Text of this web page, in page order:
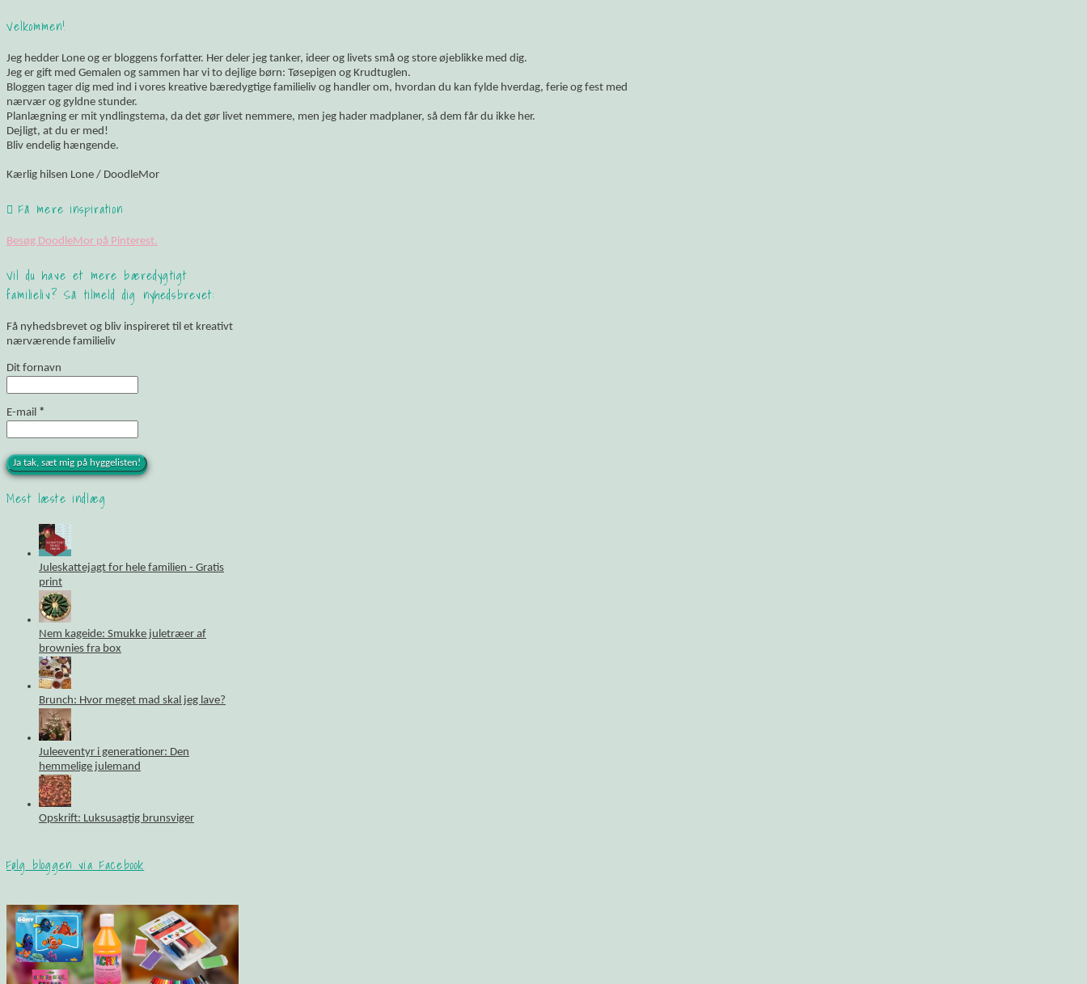
Velkommen!
Jeg hedder Lone og er bloggens forfatter. Her deler jeg tanker, ideer og livets små og store øjeblikke med dig.
Jeg er gift med Gemalen og sammen har vi to dejlige børn: Tøsepigen og Krudtuglen.
Bloggen tager dig med ind i vores kreative bæredygtige familieliv og handler om, hvordan du kan fylde hverdag, ferie og fest med
nærvær og gyldne stunder.
Planlægning er mit yndlingstema, da det gør livet nemmere, men jeg hader madplaner, så dem får du ikke her.
Dejligt, at du er med!
Bliv endelig hængende.
Kærlig hilsen Lone / DoodleMor
Få mere inspiration
Besøg DoodleMor på Pinterest.
Vil du have et mere bæredygtigt
familieliv? Så tilmeld dig nyhedsbrevet:
Få nyhedsbrevet og bliv inspireret til et kreativt
nærværende familieliv
Dit fornavn
E-mail *
Mest læste indlæg
Juleskattejagt for hele familien - Gratis
print
Nem kageide: Smukke juletræer af
brownies fra box
Brunch: Hvor meget mad skal jeg lave?
Juleeventyr i generationer: Den
hemmelige julemand
Opskrift: Luksusagtig brunsviger
Følg bloggen via Facebook